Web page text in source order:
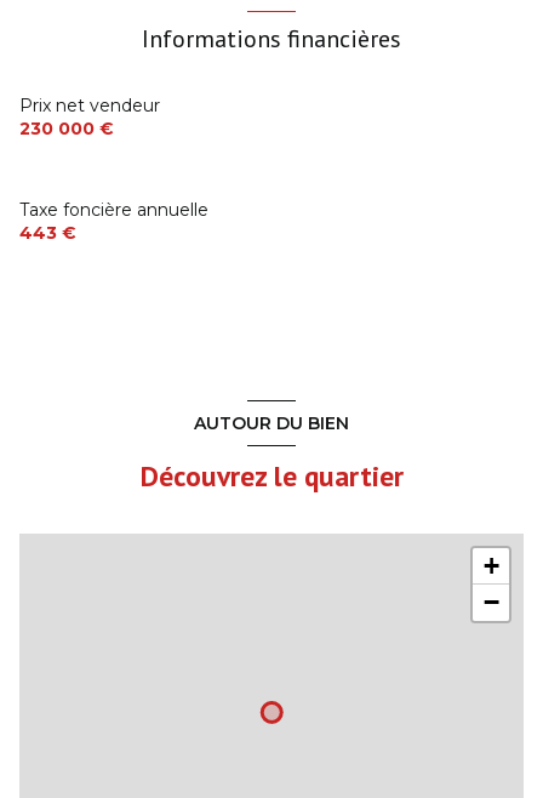
accès handicapé
salle d'eau
cellier
Informations financières
Prix net vendeur
230 000 €
Taxe foncière annuelle
443 €
AUTOUR DU BIEN
Découvrez le quartier
+
−